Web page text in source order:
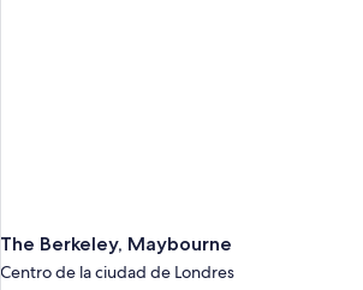
The Berkeley, Maybourne
Centro de la ciudad de Londres